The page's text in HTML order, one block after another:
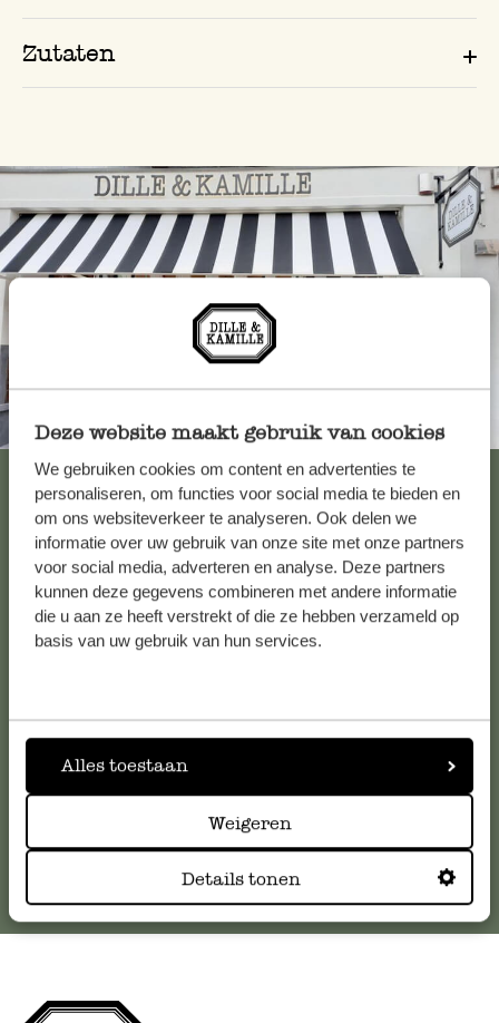
Deze website maakt gebruik van cookies
We gebruiken cookies om content en advertenties te
personaliseren, om functies voor social media te bieden en
om ons websiteverkeer te analyseren. Ook delen we
informatie over uw gebruik van onze site met onze partners
voor social media, adverteren en analyse. Deze partners
kunnen deze gegevens combineren met andere informatie
die u aan ze heeft verstrekt of die ze hebben verzameld op
basis van uw gebruik van hun services.
Alles toestaan
Weigeren
Details tonen
Zutaten
Immer in der Nähe
Alle 62 Geschäfte anzeigen
Kundenservice/Hilfe
Falls Sie Fragen haben oder Tipps und Hilfe brauchen, wenden
Sie sich bitte an unseren Kundenservice. Oder lesen Sie hier